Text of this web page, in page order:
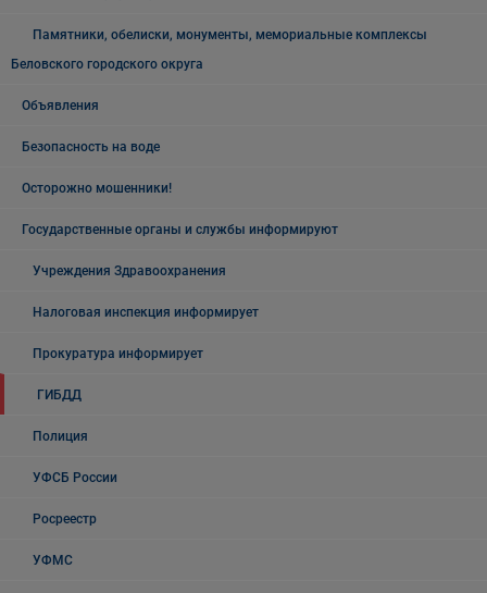
Памятники, обелиски, монументы, мемориальные комплексы
Беловского городского округа
Объявления
Безопасность на воде
Осторожно мошенники!
Государственные органы и службы информируют
Учреждения Здравоохранения
Налоговая инспекция информирует
Прокуратура информирует
ГИБДД
Полиция
УФСБ России
Росреестр
УФМС